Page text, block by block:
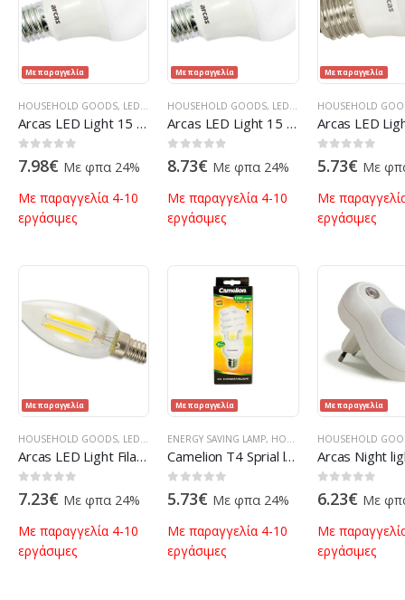
Με παραγγελία
HOUSEHOLD GOODS, LED BULBS ,LIGHTS & LED,ΠΡΟΪΌΝΤΑ ΠΛΗΡΟΦΟΡΙΚΉΣ -
Arcas LED Light 15 Watt (=100W) White 4000K E27 (1521 Lumens)
0out of 5
7.98€ Με φπα 24%
Με παραγγελία 4-10
εργάσιμες
Με παραγγελία
HOUSEHOLD GOODS, LED BULBS ,LIGHTS & LED,
Arcas LED Light 15 Watt (=100W) Warm White 3000K E27 (1521 Lumens)
0out of 5
8.73€ Με φπα 24%
Με παραγγελία 4-10
εργάσιμες
Με παραγγελία
HOUSEHOLD
0out of 5
5.73€ Με
Με
εργάσιμες
Με παραγγελία
HOUSEHOLD GOODS, LED BULBS ,LIGHTS & LED, ΠΡΟΪΌΝΤΑ ΠΛΗΡΟΦΟΡΙΚΉΣ -
Arcas LED Light Filament 4 Watt (=35W) Warm-White 3000K E14 (410 Lumens)
0out of 5
7.23€ Με φπα 24%
Με παραγγελία 4-10
εργάσιμες
Με παραγγελία
ENERGY SAVING LAMP, HOUSEHOLD GOODS ,
Camelion T4 Sprial lamp 23 Watt E27
0out of 5
5.73€ Με φπα 24%
Με παραγγελία 4-10
εργάσιμες
Με παραγγελία
HOUSEHOLD
0out of 5
6.23€ Με
Με
εργάσιμες